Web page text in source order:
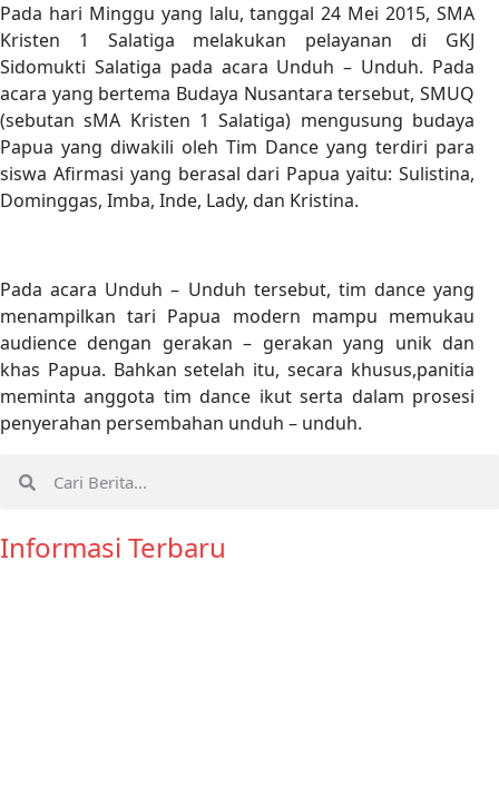
Pada hari Minggu yang lalu, tanggal 24 Mei 2015, SMA
Kristen 1 Salatiga melakukan pelayanan di GKJ
Sidomukti Salatiga pada acara Unduh – Unduh. Pada
acara yang bertema Budaya Nusantara tersebut, SMUQ
(sebutan sMA Kristen 1 Salatiga) mengusung budaya
Papua yang diwakili oleh Tim Dance yang terdiri para
siswa Afirmasi yang berasal dari Papua yaitu: Sulistina,
Dominggas, Imba, Inde, Lady, dan Kristina.
Pada acara Unduh – Unduh tersebut, tim dance yang
menampilkan tari Papua modern mampu memukau
audience dengan gerakan – gerakan yang unik dan
khas Papua. Bahkan setelah itu, secara khusus,panitia
meminta anggota tim dance ikut serta dalam prosesi
penyerahan persembahan unduh – unduh.
Informasi Terbaru